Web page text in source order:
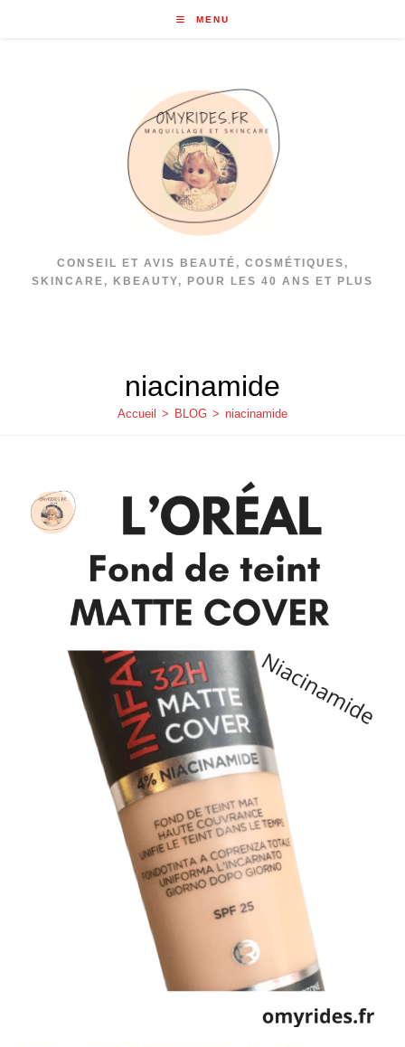
MENU
CONSEIL ET AVIS BEAUTÉ, COSMÉTIQUES,
SKINCARE, KBEAUTY, POUR LES 40 ANS ET PLUS
niacinamide
Accueil > BLOG > niacinamide